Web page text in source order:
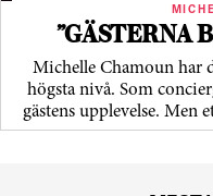
”GÄSTERNA
Michelle Chamoun har
högsta nivå. Som
gästens upp­levelse. Men